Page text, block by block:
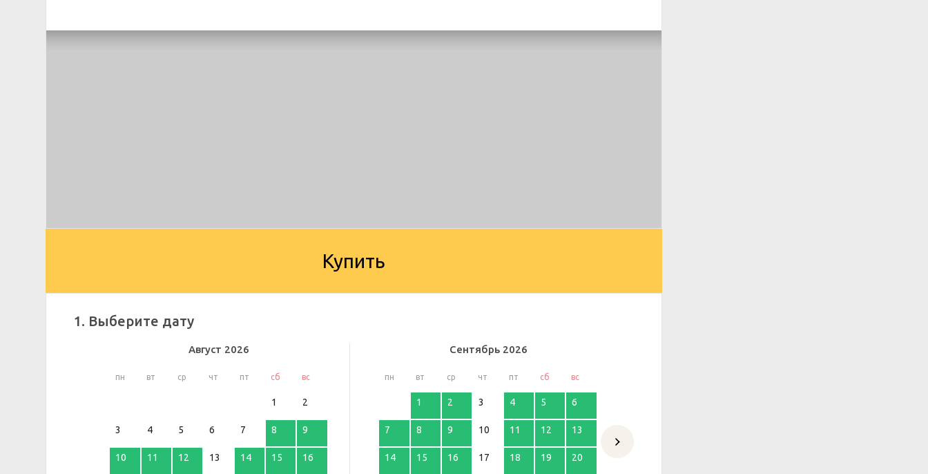
Купить
1. Выберите дату
Август 2026
пн вт ср чт пт сб вс
1 2
3 4 5 6 7 8 9
10 11 12 13 14 15 16
Сентябрь 2026
пн вт ср чт пт сб вс
1 2 3 4 5 6
7 8 9 10 11 12 13
14 15 16 17 18 19 20